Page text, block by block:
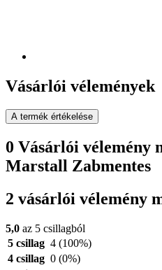
Vásárlói vélemények
A termék értékelése
0 Vásárlói vélemény
Marstall Zabmentes
2 vásárlói vélemény
5,0 az 5 csillagból
5 csillag 4 (100%)
4 csillag 0 (0%)